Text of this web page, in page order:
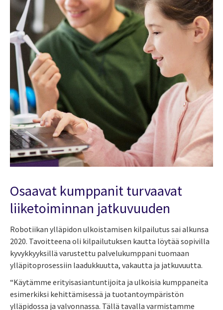
Osaavat kumppanit turvaavat
liiketoiminnan jatkuvuuden
Robotiikan ylläpidon ulkoistamisen kilpailutus sai alkunsa
2020. Tavoitteena oli kilpailutuksen kautta löytää sopivilla
kyvykkyyksillä varustettu palvelukumppani tuomaan
ylläpitoprosessiin laadukkuutta, vakautta ja jatkuvuutta.
“Käytämme erityisasiantuntijoita ja ulkoisia kumppaneita
esimerkiksi kehittämisessä ja tuotantoympäristön
ylläpidossa ja valvonnassa. Tällä tavalla varmistamme